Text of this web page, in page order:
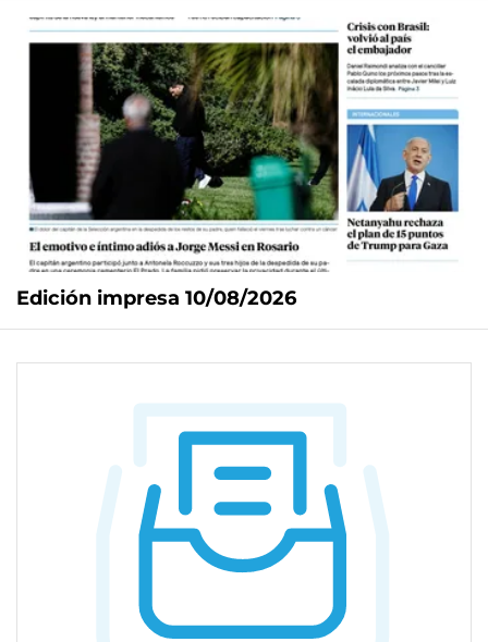
Edición impresa 10/08/2026